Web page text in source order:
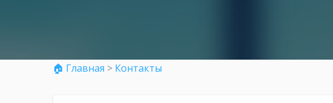
🏠 Главная > Контакты